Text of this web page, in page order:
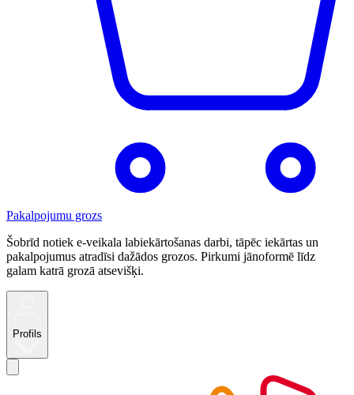
Pakalpojumu grozs
Šobrīd notiek e-veikala labiekārtošanas darbi, tāpēc iekārtas un
pakalpojumus atradīsi dažādos grozos. Pirkumi jānoformē līdz
galam katrā grozā atsevišķi.
Profils